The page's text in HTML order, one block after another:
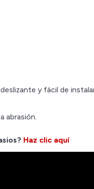
y fácil de
abrasión.
Haz clic aquí